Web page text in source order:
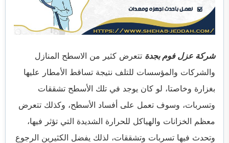
شركة عزل فوم بجدة تتعرض كثير من الاسطح المنازل
والشركات والمؤسسات للتلف نتيجة تساقط الأمطار عليها
بغزارة وخاصتا، لو كان يوجد في تلك الأسطح تشققات
وتسربات، وسوف تعمل على أفساد الأسطح، وكذلك تتعرض
معظم الخزانات والهياكل للحرارة الشديدة التي تؤثر فيها،
وتحدث فيها تسربات وتشققات، لذلك يفضل الكثيرين الرجوع